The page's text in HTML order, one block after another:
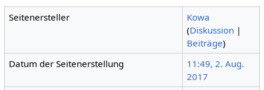
Seitenersteller
Kowa
(Diskussion |
Beiträge)
Datum der Seitenerstellung
11:49, 2. Aug.
2017